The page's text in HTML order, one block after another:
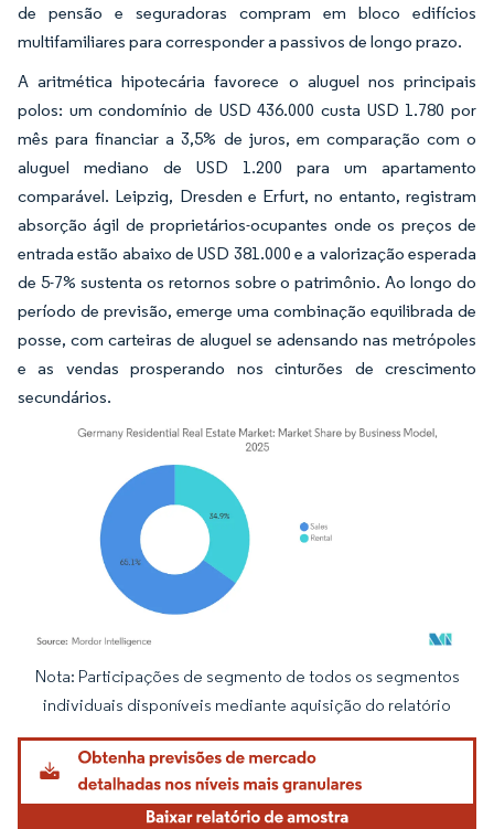
de pensão e seguradoras compram em bloco edifícios
multifamiliares para corresponder a passivos de longo prazo.
A aritmética hipotecária favorece o aluguel nos principais
polos: um condomínio de USD 436.000 custa USD 1.780 por
mês para financiar a 3,5% de juros, em comparação com o
aluguel mediano de USD 1.200 para um apartamento
comparável. Leipzig, Dresden e Erfurt, no entanto, registram
absorção ágil de proprietários-ocupantes onde os preços de
entrada estão abaixo de USD 381.000 e a valorização esperada
de 5-7% sustenta os retornos sobre o patrimônio. Ao longo do
período de previsão, emerge uma combinação equilibrada de
posse, com carteiras de aluguel se adensando nas metrópoles
e as vendas prosperando nos cinturões de crescimento
secundários.
Imagem © Mordor Intelligence. O reuso requer atribuição conforme CC BY 4.0.
Nota: Participações de segmento de todos os segmentos
individuais disponíveis mediante aquisição do relatório